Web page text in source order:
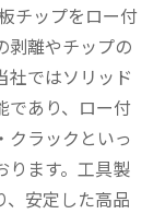
チップをロー付
剥離やチップの
社ではソリッド
であり、ロー付
クラックといっ
ります。工具製
、安定した高品